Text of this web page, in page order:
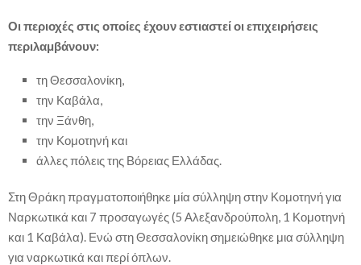
Οι περιοχές στις οποίες έχουν εστιαστεί οι επιχειρήσεις
περιλαμβάνουν:
τη Θεσσαλονίκη,
την Καβάλα,
την Ξάνθη,
την Κομοτηνή και
άλλες πόλεις της Βόρειας Ελλάδας.
Στη Θράκη πραγματοποιήθηκε μία σύλληψη στην Κομοτηνή για
Ναρκωτικά και 7 προσαγωγές (5 Αλεξανδρούπολη, 1 Κομοτηνή
και 1 Καβάλα). Ενώ στη Θεσσαλονίκη σημειώθηκε μια σύλληψη
για ναρκωτικά και περί όπλων.